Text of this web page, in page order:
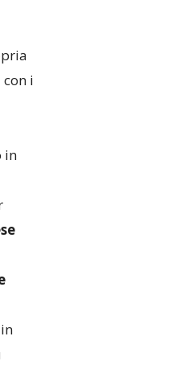
i
in